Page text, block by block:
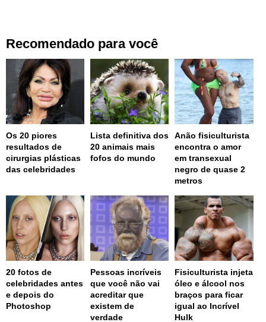
Recomendado para você
Os 20 piores
resultados de
cirurgias plásticas
das celebridades
Lista definitiva dos
20 animais mais
fofos do mundo
Anão fisiculturista
encontra o amor
em transexual
negro de quase 2
metros
20 fotos de
celebridades antes
e depois do
Photoshop
Pessoas incríveis
que você não vai
acreditar que
existem de
verdade
Fisiculturista injeta
óleo e álcool nos
braços para ficar
igual ao Incrível
Hulk